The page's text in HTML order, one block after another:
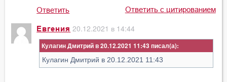
Ответить Ответить с цитированием
Евгения 20.12.2021 в 14:44
Кулагин Дмитрий в 20.12.2021 11:43
Кулагин Дмитрий в 20.12.2021 11:43